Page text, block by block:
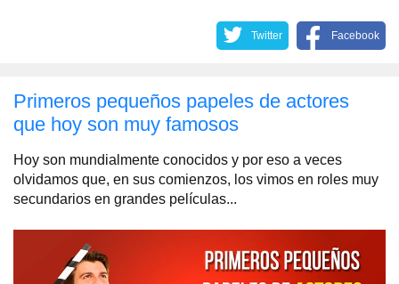
Twitter Facebook
Primeros pequeños papeles de actores
que hoy son muy famosos
Hoy son mundialmente conocidos y por eso a veces
olvidamos que, en sus comienzos, los vimos en roles muy
secundarios en grandes películas...